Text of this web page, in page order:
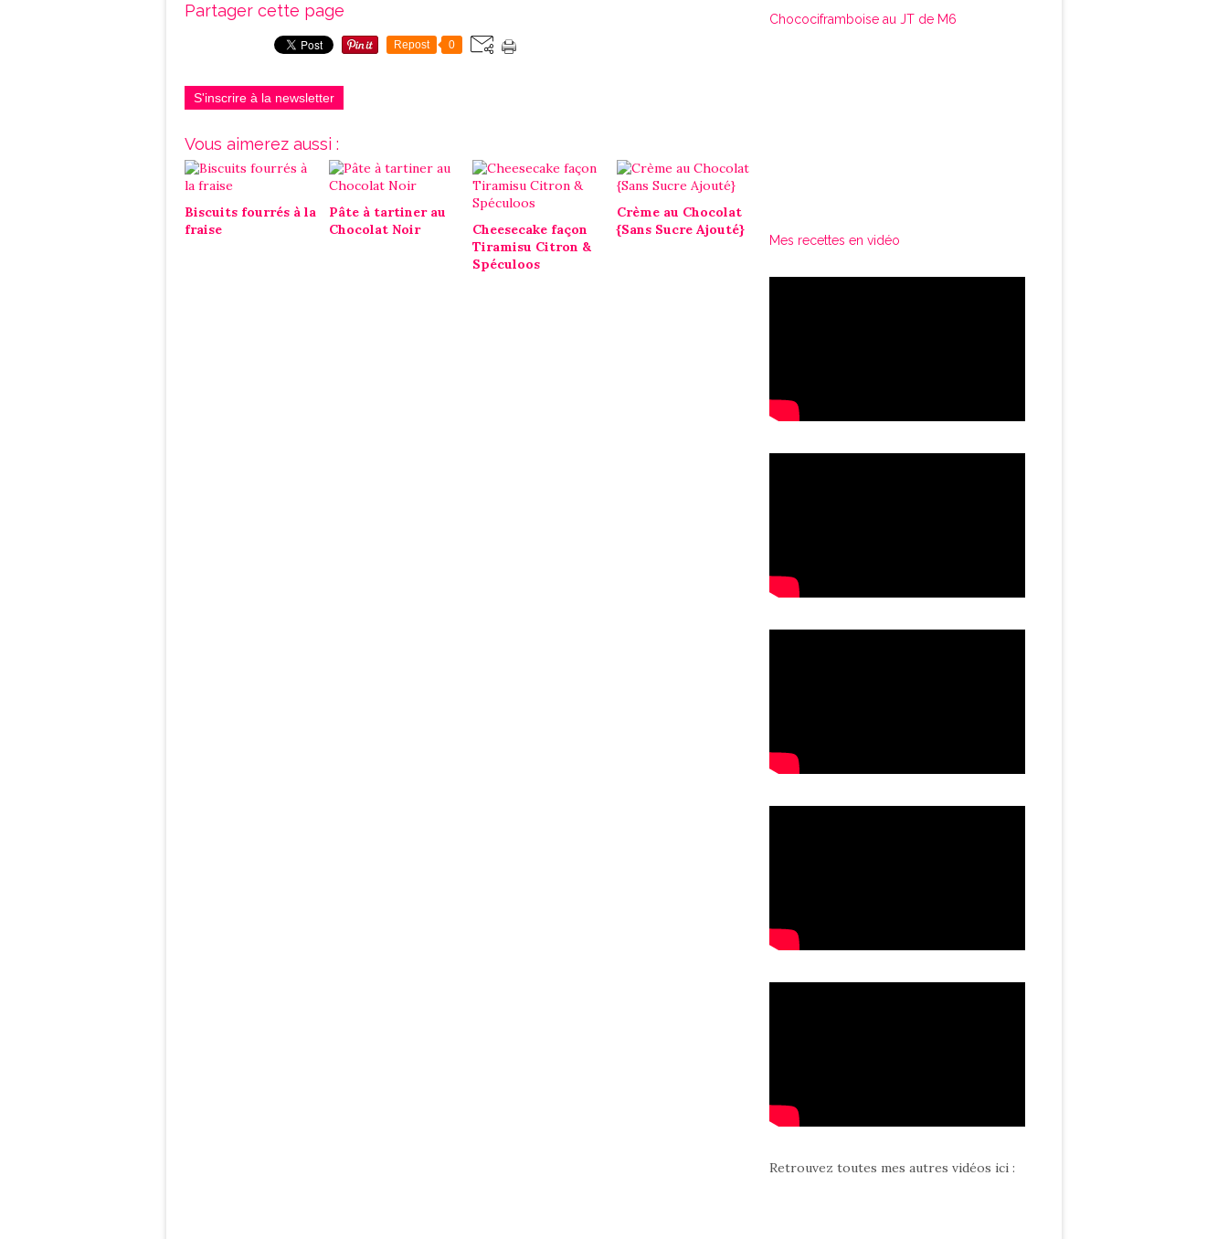
Partager cette page
Repost 0
S'inscrire à la newsletter
Vous aimerez aussi :
Biscuits fourrés à la
fraise
Pâte à tartiner au
Chocolat Noir
Cheesecake façon
Tiramisu Citron &
Spéculoos
Crème au Chocolat
{Sans Sucre Ajouté}
Chocociframboise au JT de M6
Mes recettes en vidéo
Retrouvez toutes mes autres vidéos ici :